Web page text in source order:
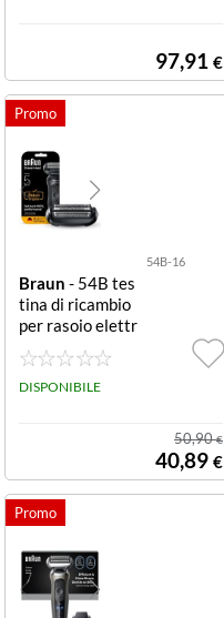
97,91 €
54B-16
Braun - 54B tes
tina di ricambio
per rasoio elettr
ico Series 5 TES
TINA RASOIO X
SERIE 5
DISPONIBILE
50,90€
40,89 €